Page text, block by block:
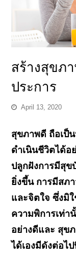
สร้างสุขภ
ประการ
April 13, 2020
สุขภาพดี ถือเป็
ดำเนินชีวิตได้อ
ปลูกฝังการมีสุ
ยิ่งขึ้น การมีสภ
และจิตใจ ซึ่งมิ
ความพิการเท่า
อย่างดีและ สุข
ได้เองมีดังต่อไ